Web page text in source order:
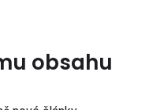
obsahu